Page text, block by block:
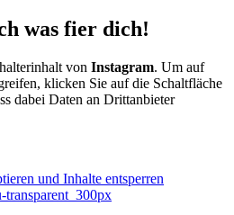
was fier dich!
von Instagram. Um auf
klicken Sie auf die Schaltfläche
dabei Daten an Drittanbieter
und Inhalte entsperren